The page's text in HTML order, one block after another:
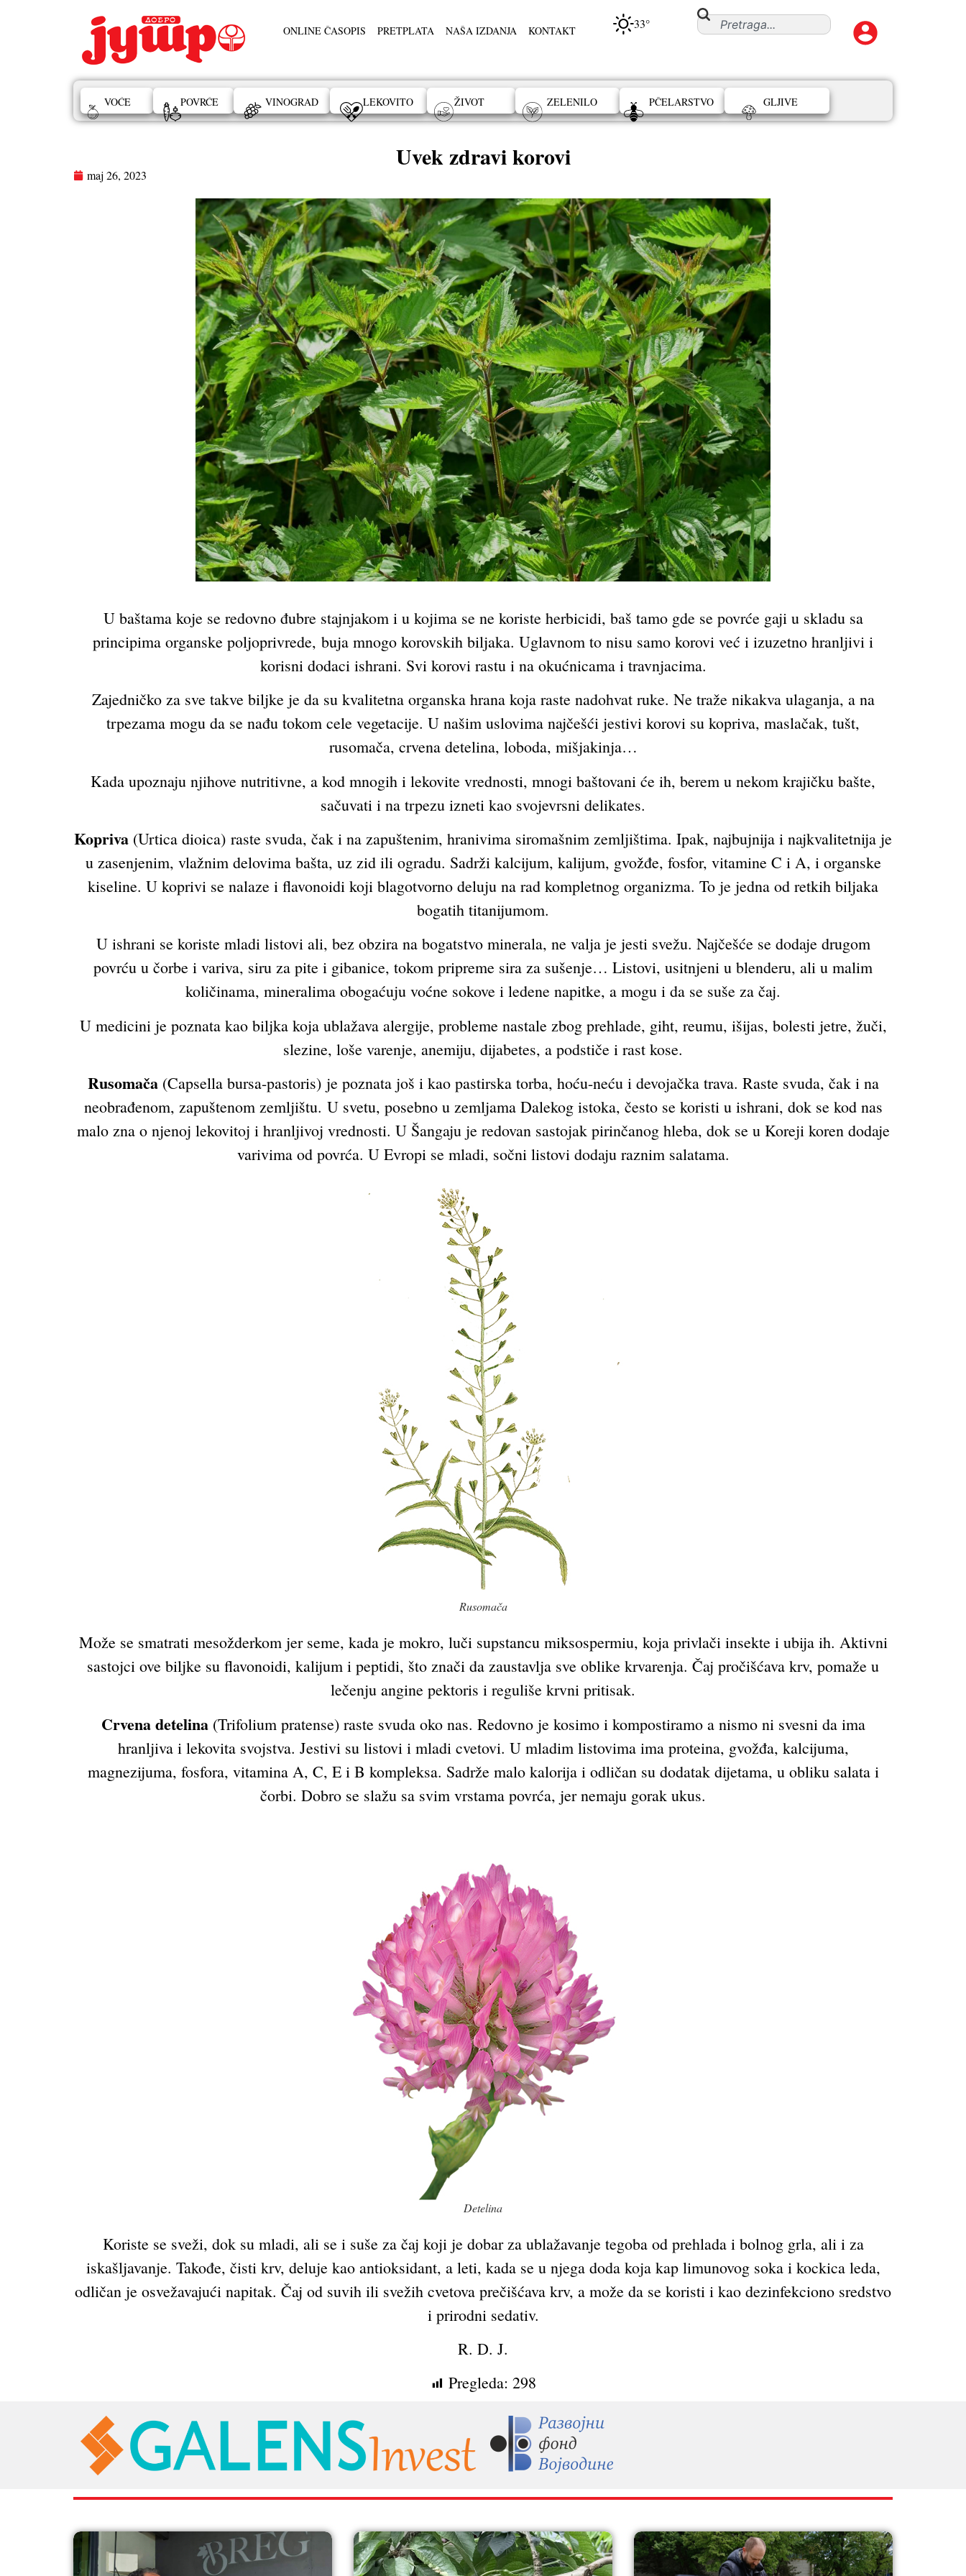
ONLINE ČASOPIS PRETPLATA NAŠA IZDANJA KONTAKT 33°
VOĆE POVRĆE VINOGRAD LEKOVITO ŽIVOT ZELENILO PČELARSTVO GLJIVE
Uvek zdravi korovi
maj 26, 2023
U baštama koje se redovno đubre stajnjakom i u kojima se ne koriste herbicidi, baš tamo gde se povrće gaji u skladu sa
principima organske poljoprivrede, buja mnogo korovskih biljaka. Uglavnom to nisu samo korovi već i izuzetno hranljivi i
korisni dodaci ishrani. Svi korovi rastu i na okućnicama i travnjacima.
Zajedničko za sve takve biljke je da su kvalitetna organska hrana koja raste nadohvat ruke. Ne traže nikakva ulaganja, a na
trpezama mogu da se nađu tokom cele vegetacije. U našim uslovima najčešći jestivi korovi su kopriva, maslačak, tušt,
rusomača, crvena detelina, loboda, mišjakinja…
Kada upoznaju njihove nutritivne, a kod mnogih i lekovite vrednosti, mnogi baštovani će ih, berem u nekom krajičku bašte,
sačuvati i na trpezu izneti kao svojevrsni delikates.
Kopriva (Urtica dioica) raste svuda, čak i na zapuštenim, hranivima siromašnim zemljištima. Ipak, najbujnija i najkvalitetnija je
u zasenjenim, vlažnim delovima bašta, uz zid ili ogradu. Sadrži kalcijum, kalijum, gvožđe, fosfor, vitamine C i A, i organske
kiseline. U koprivi se nalaze i flavonoidi koji blagotvorno deluju na rad kompletnog organizma. To je jedna od retkih biljaka
bogatih titanijumom.
U ishrani se koriste mladi listovi ali, bez obzira na bogatstvo minerala, ne valja je jesti svežu. Najčešće se dodaje drugom
povrću u čorbe i variva, siru za pite i gibanice, tokom pripreme sira za sušenje… Listovi, usitnjeni u blenderu, ali u malim
količinama, mineralima obogaćuju voćne sokove i ledene napitke, a mogu i da se suše za čaj.
U medicini je poznata kao biljka koja ublažava alergije, probleme nastale zbog prehlade, giht, reumu, išijas, bolesti jetre, žuči,
slezine, loše varenje, anemiju, dijabetes, a podstiče i rast kose.
Rusomača(Capsella bursa-pastoris) je poznata još i kao pastirska torba, hoću-neću i devojačka trava. Raste svuda, čak i na
neobrađenom, zapuštenom zemljištu. U svetu, posebno u zemljama Dalekog istoka, često se koristi u ishrani, dok se kod nas
malo zna o njenoj lekovitoj i hranljivoj vrednosti. U Šangaju je redovan sastojak pirinčanog hleba, dok se u Koreji koren dodaje
varivima od povrća. U Evropi se mladi, sočni listovi dodaju raznim salatama.
Rusomača
Može se smatrati mesožderkom jer seme, kada je mokro, luči supstancu miksospermiu, koja privlači insekte i ubija ih. Aktivni
sastojci ove biljke su flavonoidi, kalijum i peptidi, što znači da zaustavlja sve oblike krvarenja. Čaj pročišćava krv, pomaže u
lečenju angine pektoris i reguliše krvni pritisak.
Crvena detelina(Trifolium pratense) raste svuda oko nas. Redovno je kosimo i kompostiramo a nismo ni svesni da ima
hranljiva i lekovita svojstva. Jestivi su listovi i mladi cvetovi. U mladim listovima ima proteina, gvožđa, kalcijuma,
magnezijuma, fosfora, vitamina A, C, E i B kompleksa. Sadrže malo kalorija i odličan su dodatak dijetama, u obliku salata i
čorbi. Dobro se slažu sa svim vrstama povrća, jer nemaju gorak ukus.
Detelina
Koriste se sveži, dok su mladi, ali se i suše za čaj koji je dobar za ublažavanje tegoba od prehlada i bolnog grla, ali i za
iskašljavanje. Takođe, čisti krv, deluje kao antioksidant, a leti, kada se u njega doda koja kap limunovog soka i kockica leda,
odličan je osvežavajući napitak. Čaj od suvih ili svežih cvetova prečišćava krv, a može da se koristi i kao dezinfekciono sredstvo
i prirodni sedativ.
R. D. J.
Pregleda: 298
RAZNO